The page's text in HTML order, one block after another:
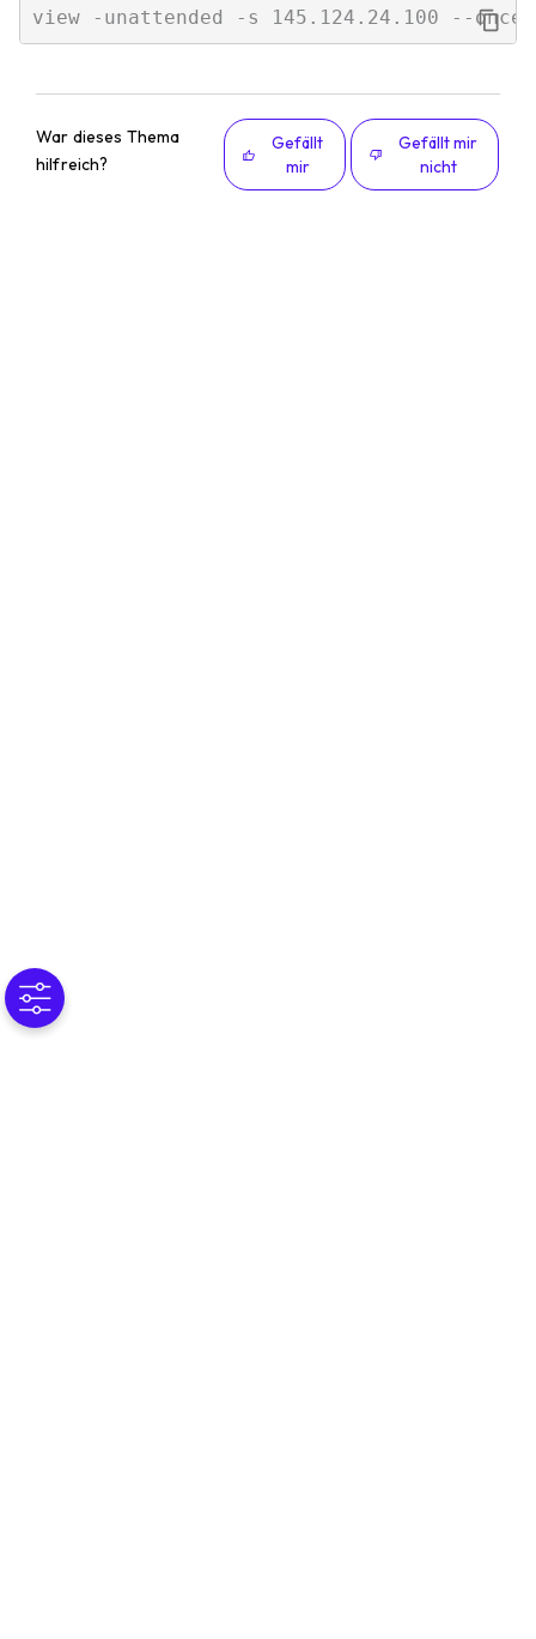
War dieses Thema
hilfreich?
Gefällt
mir
Gefällt mir
nicht